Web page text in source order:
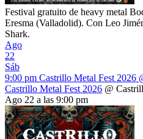
Festival gratuito de heavy metal
Eresma (Valladolid). Con Leo
Shark.
Ago
22
Sáb
9:00 pm Castrillo Metal Fest 2026
Castrillo Metal Fest 2026 @
Ago 22 a las 9:00 pm